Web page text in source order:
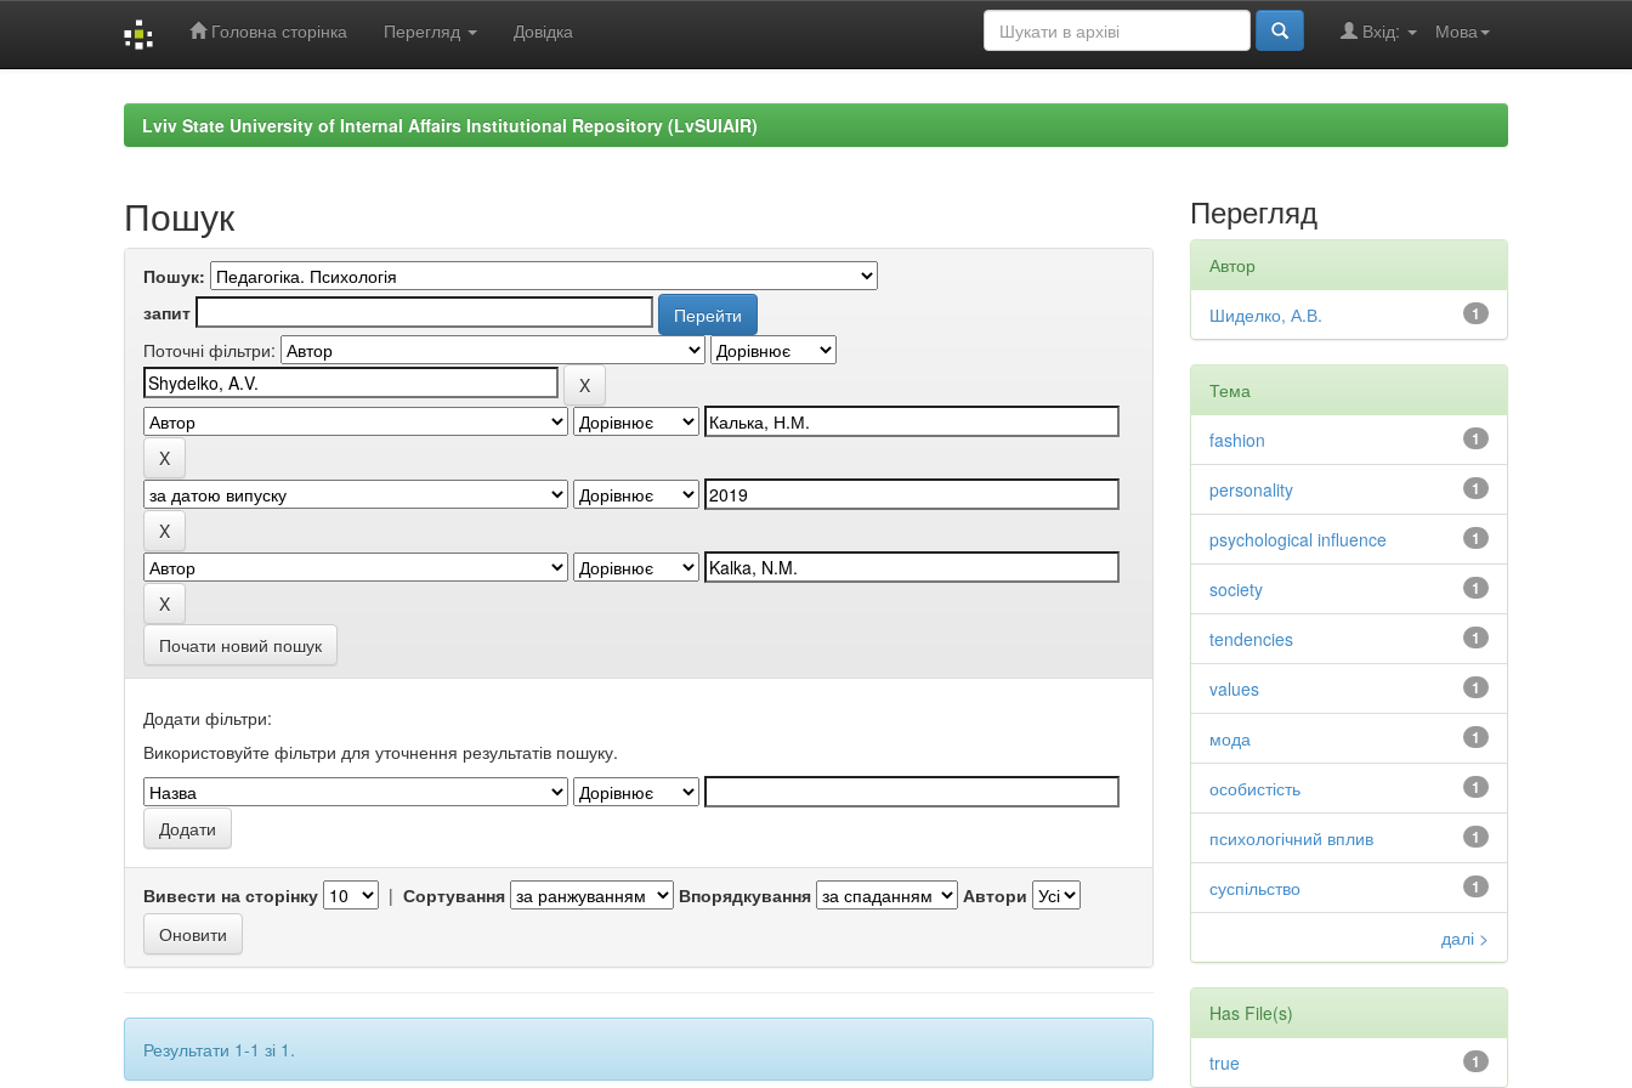
Головна сторінка Перегляд Довідка Мова
Вхід:
Lviv State University of Internal Affairs Institutional Repository (LvSUIAIR)
Пошук
Пошук:
запит
Поточні фільтри:
Почати новий пошук
Додати фільтри:
Використовуйте фільтри для уточнення результатів пошуку.
Вивести на сторінку | Сортування Впорядкування Автори
Результати 1-1 зі 1.
Перегляд
Автор
1
Шиделко, А.В.
Тема
1
fashion
1
personality
1
psychological influence
1
society
1
tendencies
1
values
1
мода
1
особистість
1
психологічний вплив
1
суспільство
далі >
Has File(s)
1
true